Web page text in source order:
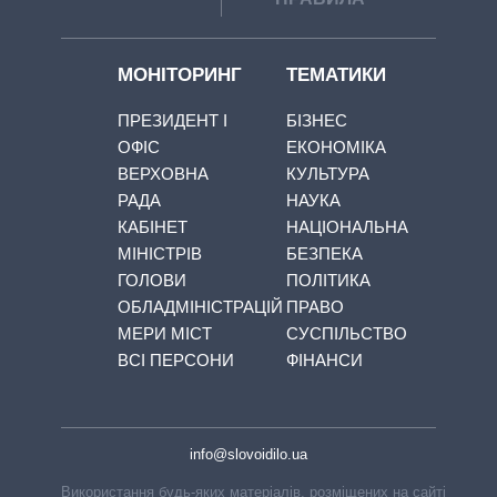
МОНІТОРИНГ
ПРЕЗИДЕНТ І
ОФІС
ВЕРХОВНА
РАДА
КАБІНЕТ
МІНІСТРІВ
ГОЛОВИ
ОБЛАДМІНІСТРАЦІЙ
МЕРИ МІСТ
ВСІ ПЕРСОНИ
ТЕМАТИКИ
БІЗНЕС
ЕКОНОМІКА
КУЛЬТУРА
НАУКА
НАЦІОНАЛЬНА
БЕЗПЕКА
ПОЛІТИКА
ПРАВО
СУСПІЛЬСТВО
ФІНАНСИ
info@slovoidilo.ua
Використання будь-яких матеріалів, розміщених на сайті,